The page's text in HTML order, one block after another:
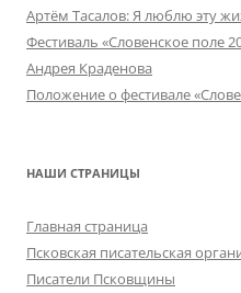
Артём Тасалов: Я люблю эту
Фестиваль «Словенское поле
Андрея Краденова
Положение о фестивале
НАШИ СТРАНИЦЫ
Главная страница
Псковская писательская
Писатели Псковщины